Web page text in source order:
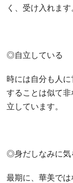
く、受け入れま
◎自立している
時には自分も人
することは似て
立しています。
◎身だしなみに気
最期に、華美で